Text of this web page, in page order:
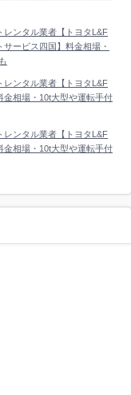
レンタル業者【トヨタL&F
ービス四国】料金相場・
レンタル業者【トヨタL&F
金相場・10t大型や運転手付
レンタル業者【トヨタL&F
金相場・10t大型や運転手付